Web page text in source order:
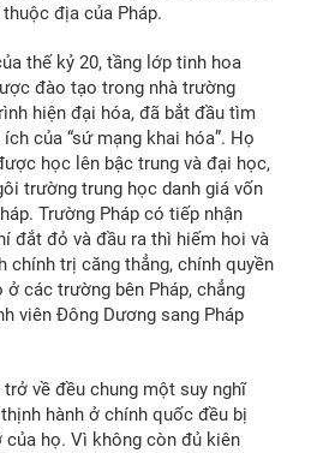
địa của Pháp.
thế kỷ 20, tầng lớp tinh hoa
đào tạo trong nhà trường
hiện đại hóa, đã bắt đầu tìm
của “sứ mạng khai hóa”. Họ
học lên bậc trung và đại học,
trường trung học danh giá vốn
Trường Pháp có tiếp nhận
đắt đỏ và đầu ra thì hiếm hoi và
chính trị căng thẳng, chính quyền
các trường bên Pháp, chẳng
viên Đông Dương sang Pháp
về đều chung một suy nghĩ
hành ở chính quốc đều bị
họ. Vì không còn đủ kiên